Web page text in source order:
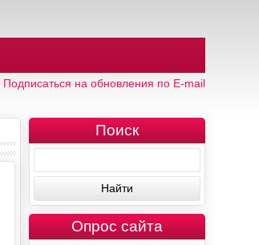
Подписаться на обновления по E-mail
Поиск
Опрос сайта